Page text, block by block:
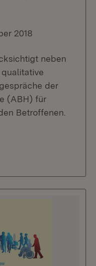
2018
neben
der
(ABH) für
Betroffenen.